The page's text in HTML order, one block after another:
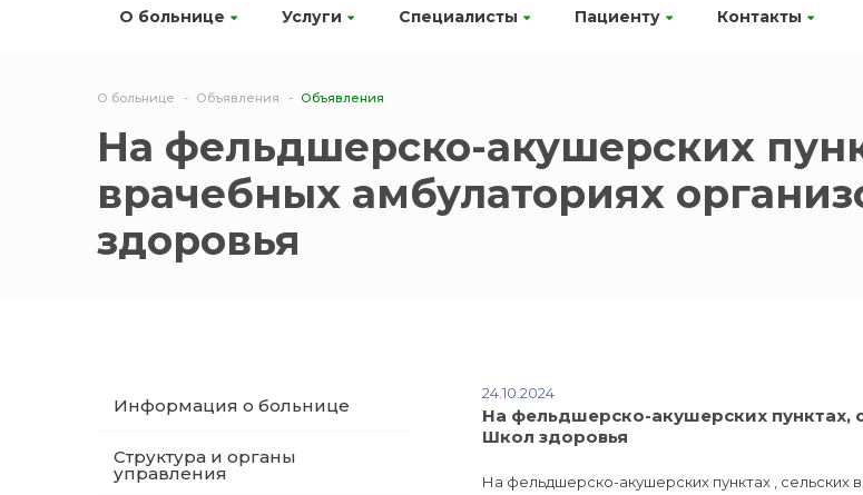
О больнице Услуги Специалисты Пациенту Контакты
О больнице Объявления Объявления
На фельдшерско-акушерских
врачебных амбулаториях
здоровья
Информация о больнице
Структура и органы
управления
24.10.2024
На фельдшерско-акушерских пунктах,
Школ здоровья
На фельдшерско-акушерских пунктах , сельских